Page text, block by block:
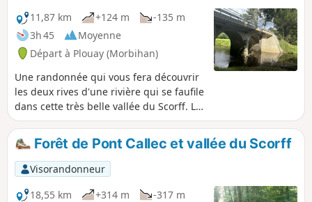
11,87 km +124 m
-135 m
3h 45
Moyenne
Départ à Plouay (Morbihan)
Une randonnée qui vous fera découvrir
les deux rives d'une rivière qui se faufile
dans cette très belle vallée du Scorff. Le
circuit effectue une boucle optionnelle
sur le plateau dominant la vallée vers le
village de Ty Meur permettant la visite
de la Chapelle Saint Julien avec un
retour dans la vallée en passant par le
hameau de Kervinel.
Forêt de Pont Callec et vallée du Scorff
Visorandonneur
18,55 km
+314 m
-317 m